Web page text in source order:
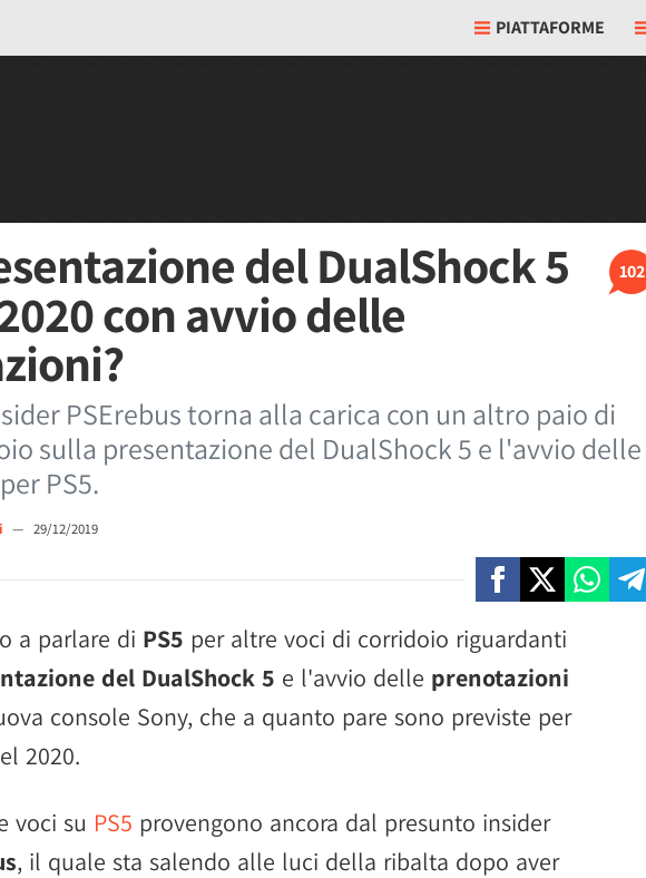
PIATTAFORME
102
del DualShock 5
con avvio delle
PSErebus torna alla carica con un altro paio di
sulla presentazione del DualShock 5 e l'avvio delle
PS5.
— 29/12/2019
a parlare di PS5 per altre voci di corridoio riguardanti
del DualShock 5 e l'avvio delle prenotazioni
console Sony, che a quanto pare sono previste per
2020.
voci su PS5 provengono ancora dal presunto insider
, il quale sta salendo alle luci della ribalta dopo aver